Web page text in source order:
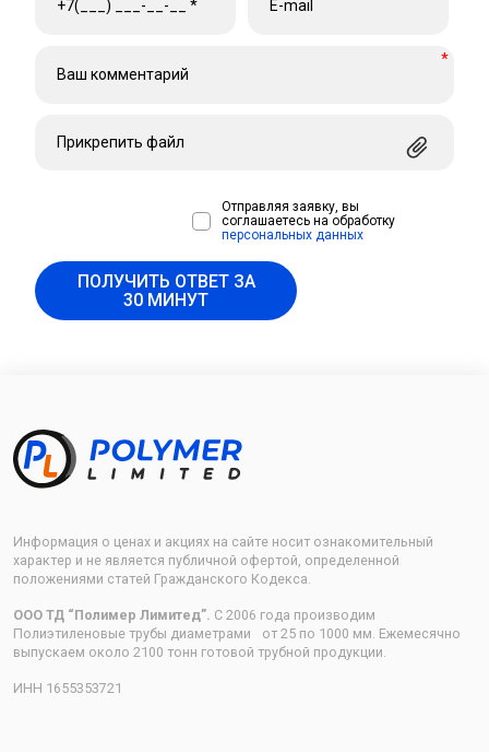
*
Прикрепить файл
Отправляя заявку, вы
соглашаетесь на обработку
персональных данных
ПОЛУЧИТЬ ОТВЕТ ЗА
30 МИНУТ
Информация о ценах и акциях на сайте носит ознакомительный
характер и не является публичной офертой, определенной
положениями статей Гражданского Кодекса.
ООО ТД “Полимер Лимитед”. С 2006 года производим
Полиэтиленовые трубы диаметрами от 25 по 1000 мм. Ежемесячно
выпускаем около 2100 тонн готовой трубной продукции.
ИНН 1655353721